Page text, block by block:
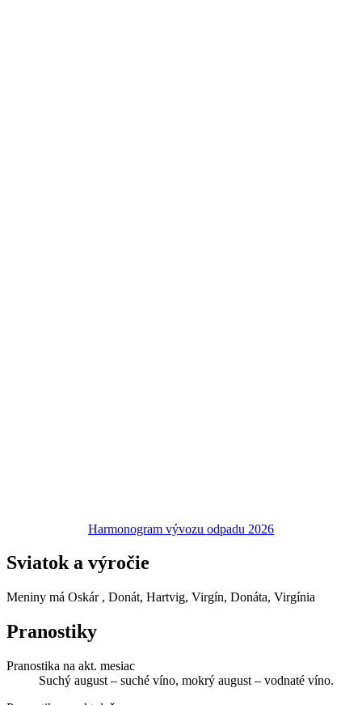
Harmonogram vývozu odpadu 2026
Sviatok a výročie
Meniny má Oskár , Donát, Hartvig, Virgín, Donáta, Virgínia
Pranostiky
Pranostika na akt. mesiac
Suchý august – suché víno, mokrý august – vodnaté víno.